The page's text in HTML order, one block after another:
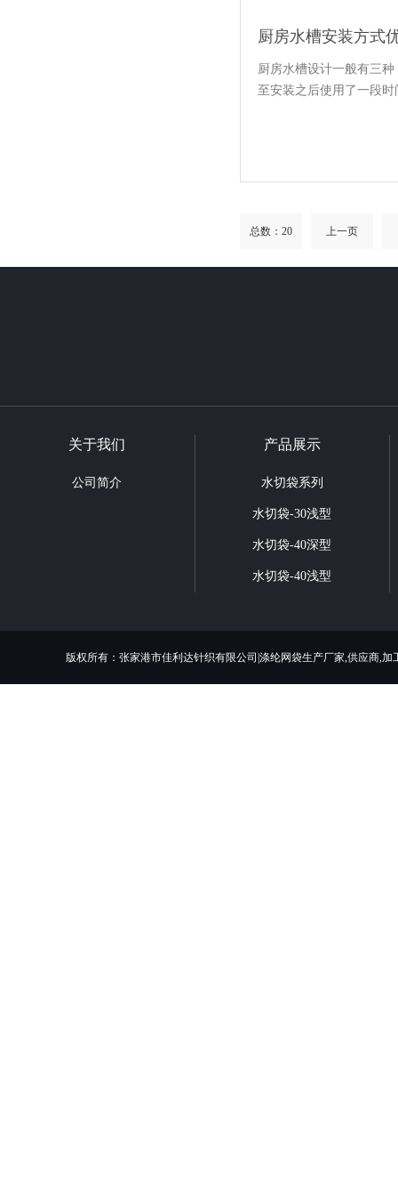
厨房水槽安装方式
厨房水槽设计一般有三
至安装之后使用了一段
总数：20 上一页
关于我们
公司简介
产品展示
水切袋系列
水切袋-30浅型
水切袋-40深型
水切袋-40浅型
版权所有：张家港市佳利达针织有限公司|涤纶网袋生产厂家,供应商,